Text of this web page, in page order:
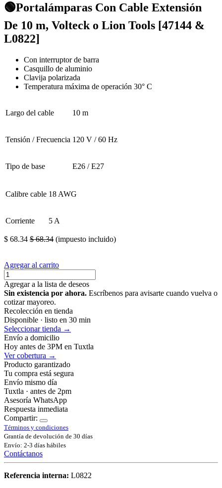
🟢Portalámparas Con Cable Extensión
De 10 m, Volteck o Lion Tools [47144 &
L0822]
Con interruptor de barra
Casquillo de aluminio
Clavija polarizada
Temperatura máxima de operación 30° C
Largo del cable 10 m
Tensión / Frecuencia 120 V / 60 Hz
Tipo de base E26 / E27
Calibre cable 18 AWG
Corriente 5 A
$ 68.34 $68.34 (impuesto incluido)
Agregar al carrito
Agregar a la lista de deseos
Sin existencia por ahora. Escríbenos para avisarte cuando vuelva o
cotizar mayoreo.
Recolección en tienda
Disponible · listo en 30 min
Seleccionar tienda →
Envío a domicilio
Hoy antes de 3PM en Tuxtla
Ver cobertura →
Producto garantizado
Tu compra está segura
Envío mismo día
Tuxtla · antes de 2pm
Asesoría WhatsApp
Respuesta inmediata
Compartir:
Términos y condiciones
Grantía de devolución de 30 días
Envío: 2-3 días hábiles
Contáctanos
Referencia interna: L0822